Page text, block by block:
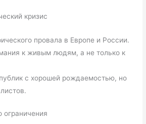
кризис
провала в Европе и России.
к живым людям, а не только к
с хорошей рождаемостью, но
ограничения